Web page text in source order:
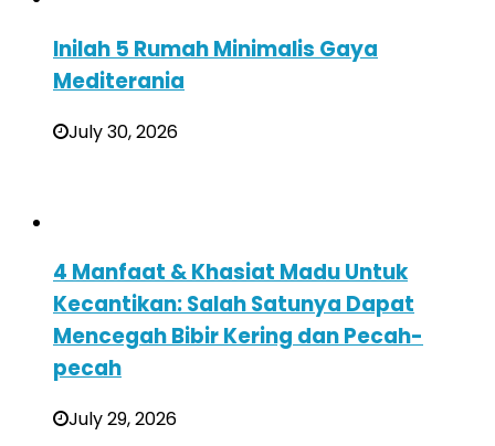
Inilah 5 Rumah Minimalis Gaya
Mediterania
July 30, 2026
4 Manfaat & Khasiat Madu Untuk
Kecantikan: Salah Satunya Dapat
Mencegah Bibir Kering dan Pecah-
pecah
July 29, 2026